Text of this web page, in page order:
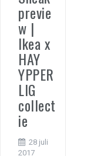
previe
w |
Ikea x
HAY
YPPER
LIG
collect
ie
28 juli
2017